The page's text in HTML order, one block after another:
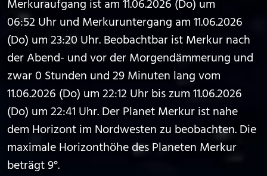
Merkuraufgang ist am 11.06.2026 (Do) um
06:52 Uhr und Merkuruntergang am 11.06.2026
(Do) um 23:20 Uhr. Beobachtbar ist Merkur nach
der Abend- und vor der Morgendämmerung und
zwar 0 Stunden und 29 Minuten lang vom
11.06.2026 (Do) um 22:12 Uhr bis zum 11.06.2026
(Do) um 22:41 Uhr. Der Planet Merkur ist nahe
dem Horizont im Nordwesten zu beobachten. Die
maximale Horizonthöhe des Planeten Merkur
beträgt 9°.